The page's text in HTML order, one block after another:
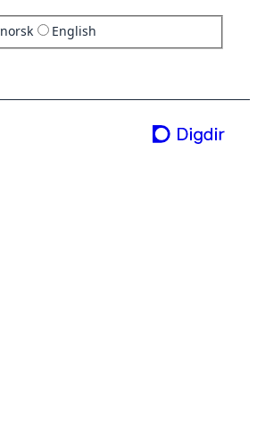
English